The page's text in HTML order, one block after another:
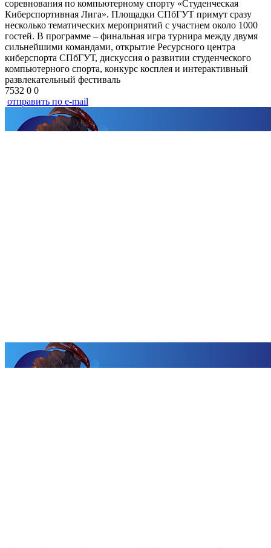
соревнования по компьютерному спорту «Студенческая
Киберспортивная Лига». Площадки СПбГУТ примут сразу
несколько тематических мероприятий с участием около 1000
гостей. В программе – финальная игра турнира между двумя
сильнейшими командами, открытие Ресурсного центра
киберспорта СПбГУТ, дискуссия о развитии студенческого
компьютерного спорта, конкурс косплея и интерактивный
развлекательный фестиваль
7532 0 0
отправить по e-mail